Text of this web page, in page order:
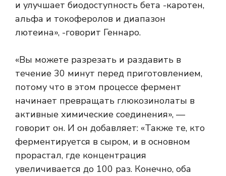
и улучшает биодоступность бета -каротен,
альфа и токоферолов и диапазон
лютеина», -говорит Геннаро.
«Вы можете разрезать и раздавить в
течение 30 минут перед приготовлением,
потому что в этом процессе фермент
начинает превращать глюкозинолаты в
активные химические соединения», —
говорит он. И он добавляет: «Также те, кто
ферментируется в сыром, и в основном
прорастал, где концентрация
увеличивается до 100 раз. Конечно, оба